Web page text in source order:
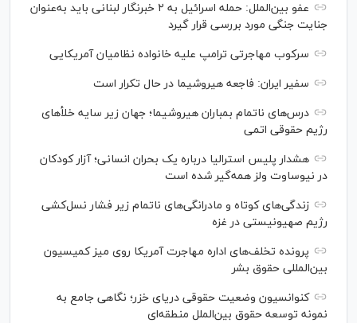
عفو بین‌الملل: حمله اسرائیل به ۲ خبرنگار لبنانی باید به‌عنوان
جنایت جنگی مورد بررسی قرار گیرد
سرکوب مهاجرتی ترامپ علیه خانواده نظامیان آمریکایی
سفیر ایران: فاجعه هیروشیما در حال تکرار است
درس‌های ناتمام بمباران هیروشیما؛ جهان زیر سایه خلأ‌های
رژیم حقوقی اتمی
هشدار پلیس استرالیا درباره یک بحران انسانی؛ آزار کودکان
در نیوساوت ولز همه‌گیر شده است
زندگی‌های کوتاه و مادرانگی‌های ناتمام زیر فشار نسل‌کشی
رژیم صهیونیستی در غزه
پرونده تخلف‌های اداره مهاجرت آمریکا روی میز کمیسیون
بین‌المللی حقوق بشر
کنوانسیون وضعیت حقوقی دریای خزر؛ نگاهی جامع به
نمونه توسعه حقوق بین‌الملل منطقه‌ای